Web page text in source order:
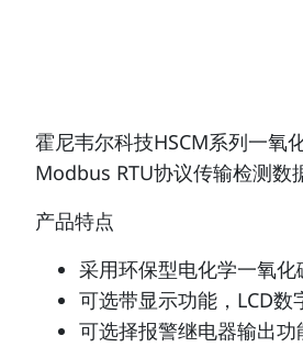
霍尼韦尔科技HSCM系列一氧
Modbus RTU协议传输检测数
产品特点
采用环保型电化学一氧化
可选带显示功能，LCD数
可选择报警继电器输出